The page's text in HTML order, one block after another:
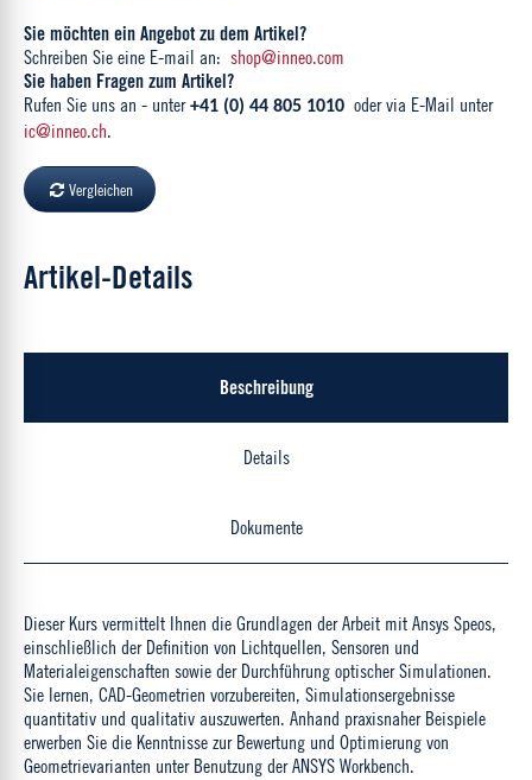
Sie möchten ein Angebot zu dem Artikel?
Schreiben Sie eine E-mail an: shop@inneo.com
Sie haben Fragen zum Artikel?
Rufen Sie uns an - unter+41 (0) 44 805 1010 oder via E-Mail unter
ic@inneo.ch.
Vergleichen
Artikel-Details
Beschreibung
Details
Dokumente
Dieser Kurs vermittelt Ihnen die Grundlagen der Arbeit mit Ansys Speos,
einschließlich der Definition von Lichtquellen, Sensoren und
Materialeigenschaften sowie der Durchführung optischer Simulationen.
Sie lernen, CAD-Geometrien vorzubereiten, Simulationsergebnisse
quantitativ und qualitativ auszuwerten. Anhand praxisnaher Beispiele
erwerben Sie die Kenntnisse zur Bewertung und Optimierung von
Geometrievarianten unter Benutzung der ANSYS Workbench.